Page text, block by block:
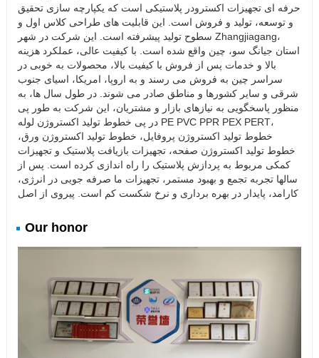
حرفه ای تجهیزات اکسترودر پلاستیکی است که یکپارچه سازی تحقیق
و توسعه، تولید و فروش است. این قابلیت های طراحی کلاس اول و
سطوح تولید پیشرفته است. این شرکت در شهر Zhangjiagang،
استان جیانگ سو، چین واقع شده است. با کیفیت عالی، عملکرد هزینه
بالا و خدمات پس از فروش با کیفیت بالا، محصولات به خوبی در
سراسر چین به فروش می رسند و به اروپا، امریکا، اسیای جنوب
شرقی و سایر کشورها و مناطق صادر می شوند. در طول سال ها، به
منظور پاسخگویی به نیازهای بازار و مشتریان، این شرکت به طور پی
در پی خطوط تولید اکستروژن لوله PE PVC PPR PEX PERT،
خطوط تولید اکستروژن پروفایل، خطوط تولید اکستروژن ورق،
خطوط تولید اکستروژن صفحه، تجهیزات بازیافت پلاستیک و تجهیزات
کمکی مربوط به پردازش پلاستیک را راه اندازی کرده است. پس از
سالها تجربه تجمع و بهبود مستمر، تجهیزات ما صرفه جویی در انرژی،
کارامد، پایدار در بهره برداری و نرخ شکست کم است. پیروی از اصل
Our honor